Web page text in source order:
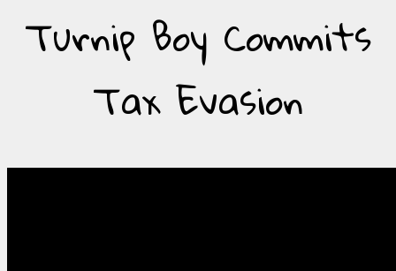
Turnip Boy Commits
Tax Evasion